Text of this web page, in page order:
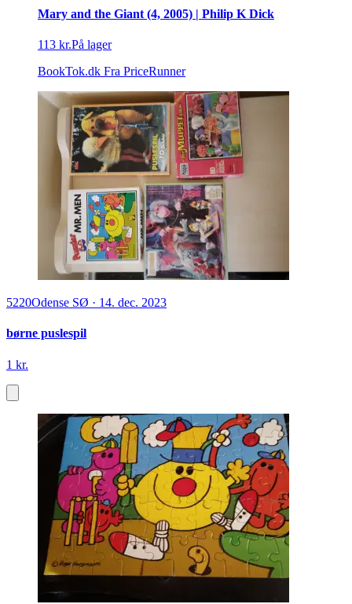
Mary and the Giant (4, 2005) | Philip K Dick
113 kr.På lager
BookTok.dk Fra PriceRunner
5220Odense SØ · 14. dec. 2023
børne puslespil
1 kr.